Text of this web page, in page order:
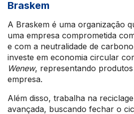
Braskem
A Braskem é uma organização
uma empresa comprometida
e com a neutralidade de
investe em economia circular
Wenew, representando produtos
empresa.
Além disso, trabalha na
avançada, buscando fechar o